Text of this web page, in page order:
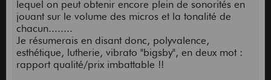
lequel on peut obtenir encore plein de sonorités en
jouant sur le volume des micros et la tonalité de
chacun........
Je résumerais en disant donc, polyvalence,
esthétique, lutherie, vibrato "bigsby", en deux mot :
rapport qualité/prix imbattable !!